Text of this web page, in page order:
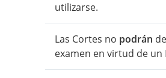
utilizarse.
Las Cortes no podrán
examen en virtud de un